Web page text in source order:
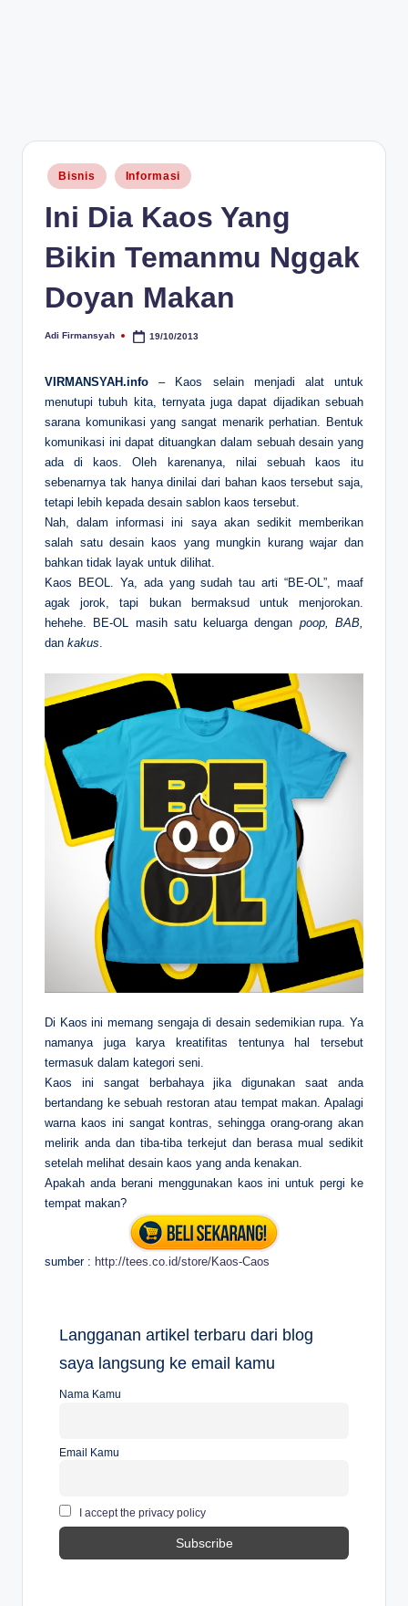
Posted
in
Bisnis Informasi
Ini Dia Kaos Yang
Bikin Temanmu Nggak
Doyan Makan
Posted
Adi Firmansyah 19/10/2013
VIRMANSYAH.info – Kaos selain menjadi alat untuk
menutupi tubuh kita, ternyata juga dapat dijadikan sebuah
sarana komunikasi yang sangat menarik perhatian. Bentuk
komunikasi ini dapat dituangkan dalam sebuah desain yang
ada di kaos. Oleh karenanya, nilai sebuah kaos itu
sebenarnya tak hanya dinilai dari bahan kaos tersebut saja,
tetapi lebih kepada desain sablon kaos tersebut.
Nah, dalam informasi ini saya akan sedikit memberikan
salah satu desain kaos yang mungkin kurang wajar dan
bahkan tidak layak untuk dilihat.
Kaos BEOL. Ya, ada yang sudah tau arti “BE-OL”, maaf
agak jorok, tapi bukan bermaksud untuk menjorokan.
hehehe. BE-OL masih satu keluarga dengan poop, BAB,
dan kakus.
Di Kaos ini memang sengaja di desain sedemikian rupa. Ya
namanya juga karya kreatifitas tentunya hal tersebut
termasuk dalam kategori seni.
Kaos ini sangat berbahaya jika digunakan saat anda
bertandang ke sebuah restoran atau tempat makan. Apalagi
warna kaos ini sangat kontras, sehingga orang-orang akan
melirik anda dan tiba-tiba terkejut dan berasa mual sedikit
setelah melihat desain kaos yang anda kenakan.
Apakah anda berani menggunakan kaos ini untuk pergi ke
tempat makan?
sumber : http://tees.co.id/store/Kaos-Caos
Langganan artikel terbaru dari blog
saya langsung ke email kamu
Nama Kamu
Email Kamu
I accept the privacy policy